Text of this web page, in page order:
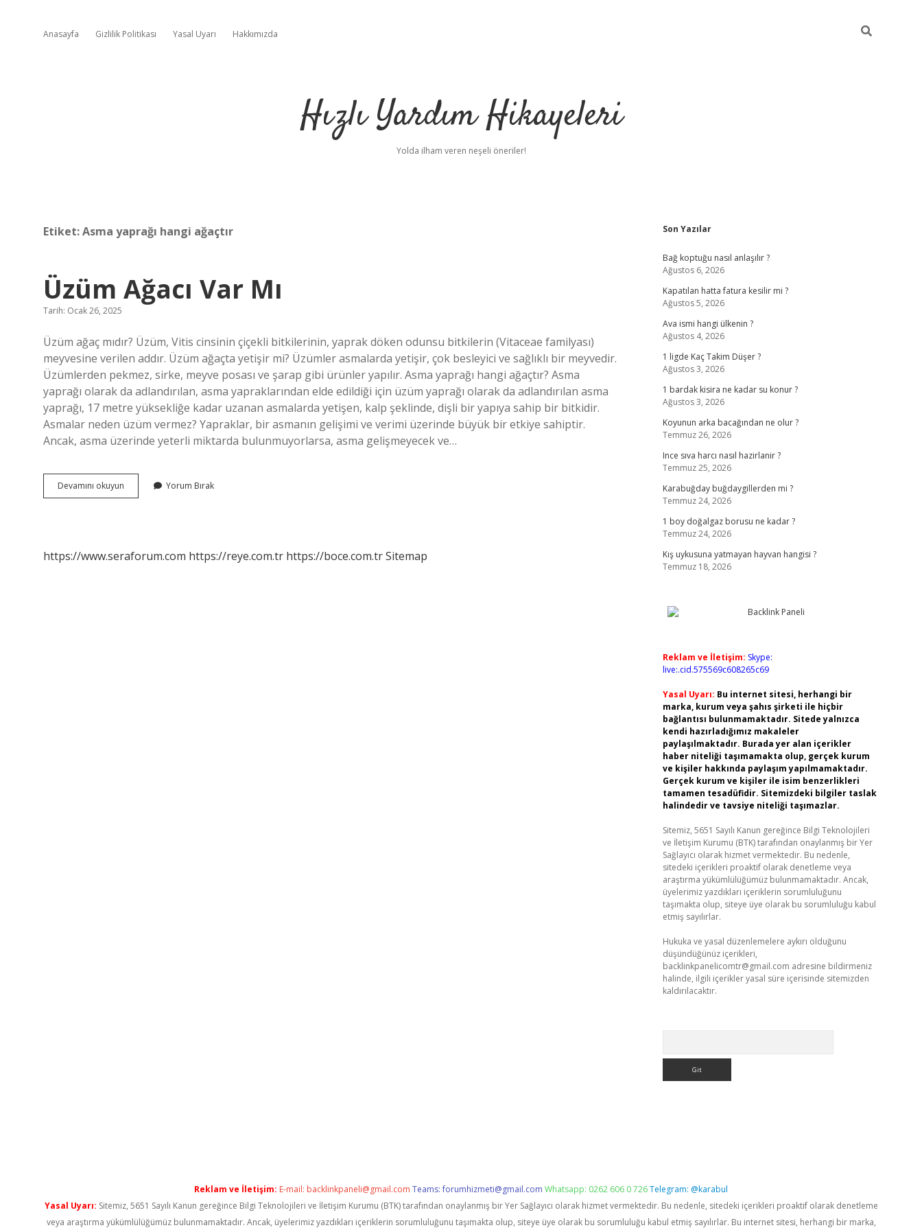
Anasayfa Gizlilik Politikası Yasal Uyarı Hakkımızda
Hızlı Yardım Hikayeleri
Yolda ilham veren neşeli öneriler!
Etiket:Asma yaprağı hangi ağaçtır
Üzüm Ağacı Var Mı
Tarih: Ocak 26, 2025
Üzüm ağaç mıdır? Üzüm, Vitis cinsinin çiçekli bitkilerinin, yaprak döken odunsu bitkilerin (Vitaceae familyası)
meyvesine verilen addır. Üzüm ağaçta yetişir mi? Üzümler asmalarda yetişir, çok besleyici ve sağlıklı bir meyvedir.
Üzümlerden pekmez, sirke, meyve posası ve şarap gibi ürünler yapılır. Asma yaprağı hangi ağaçtır? Asma
yaprağı olarak da adlandırılan, asma yapraklarından elde edildiği için üzüm yaprağı olarak da adlandırılan asma
yaprağı, 17 metre yüksekliğe kadar uzanan asmalarda yetişen, kalp şeklinde, dişli bir yapıya sahip bir bitkidir.
Asmalar neden üzüm vermez? Yapraklar, bir asmanın gelişimi ve verimi üzerinde büyük bir etkiye sahiptir.
Ancak, asma üzerinde yeterli miktarda bulunmuyorlarsa, asma gelişmeyecek ve…
Devamını okuyun
Ağacı
Yorum Bırak
https://www.seraforum.com https://reye.com.tr https://boce.com.trSitemap
Sidebar
Son Yazılar
Bağ koptuğu nasıl anlaşılır ?
Ağustos 6, 2026
Kapatılan hatta fatura kesilir mi ?
Ağustos 5, 2026
Ava ismi hangi ülkenin ?
Ağustos 4, 2026
1 ligde Kaç Takim Düşer ?
Ağustos 3, 2026
1 bardak kisira ne kadar su konur ?
Ağustos 3, 2026
Koyunun arka bacağından ne olur ?
Temmuz 26, 2026
Ince sıva harcı nasıl hazirlanir ?
Temmuz 25, 2026
Karabuğday buğdaygillerden mi ?
Temmuz 24, 2026
1 boy doğalgaz borusu ne kadar ?
Temmuz 24, 2026
Kış uykusuna yatmayan hayvan hangisi ?
Temmuz 18, 2026
Reklam ve İletişim: Skype:
live:.cid.575569c608265c69
Yasal Uyarı: Bu internet sitesi, herhangi bir
marka, kurum veya şahıs şirketi ile hiçbir
bağlantısı bulunmamaktadır. Sitede yalnızca
kendi hazırladığımız makaleler
paylaşılmaktadır. Burada yer alan içerikler
haber niteliği taşımamakta olup, gerçek kurum
ve kişiler hakkında paylaşım yapılmamaktadır.
Gerçek kurum ve kişiler ile isim benzerlikleri
tamamen tesadüfidir. Sitemizdeki bilgiler taslak
halindedir ve tavsiye niteliği taşımazlar.
Sitemiz, 5651 Sayılı Kanun gereğince Bilgi Teknolojileri
ve İletişim Kurumu (BTK) tarafından onaylanmış bir Yer
Sağlayıcı olarak hizmet vermektedir. Bu nedenle,
sitedeki içerikleri proaktif olarak denetleme veya
araştırma yükümlülüğümüz bulunmamaktadır. Ancak,
üyelerimiz yazdıkları içeriklerin sorumluluğunu
taşımakta olup, siteye üye olarak bu sorumluluğu kabul
etmiş sayılırlar.
Hukuka ve yasal düzenlemelere aykırı olduğunu
düşündüğünüz içerikleri,
backlinkpanelicomtr@gmail.com adresine bildirmeniz
halinde, ilgili içerikler yasal süre içerisinde sitemizden
kaldırılacaktır.
Reklam ve İletişim: E-mail: backlinkpaneli@gmail.com Teams:forumhizmeti@gmail.com Whatsapp: 0262 606 0 726Telegram: @karabul
Yasal Uyarı: Sitemiz, 5651 Sayılı Kanun gereğince Bilgi Teknolojileri ve İletişim Kurumu (BTK) tarafından onaylanmış bir Yer Sağlayıcı olarak hizmet vermektedir. Bu nedenle, sitedeki içerikleri proaktif olarak denetleme
veya araştırma yükümlülüğümüz bulunmamaktadır. Ancak, üyelerimiz yazdıkları içeriklerin sorumluluğunu taşımakta olup, siteye üye olarak bu sorumluluğu kabul etmiş sayılırlar. Bu internet sitesi, herhangi bir marka,